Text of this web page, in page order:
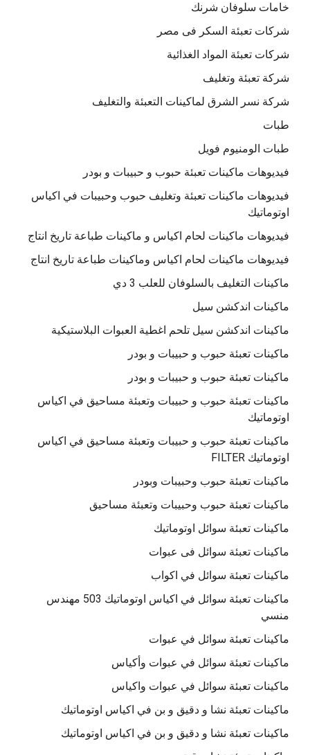
خامات سلوفان شرنك
شركات تعبئة السكر فى مصر
شركات تعبئة المواد الغذائية
شركة تعبئة وتغليف
شركة نسر الشرق لماكينات التعبئة والتغليف
طبات
طبات الومنيوم فويل
فيديوهات ماكينات تعبئة حبوب و حبيبات و بودر
فيديوهات ماكينات تعبئة وتغليف حبوب وحبيبات في اكياس
اوتوماتيك
فيديوهات ماكينات لحام اكياس و ماكينات طباعة تاريخ انتاج
فيديوهات ماكينات لحام اكياس وماكينات طباعة تاريخ انتاج
ماكينات التغليف بالسلوفان للعلب 3 دي
ماكينات اندكشن سيل
ماكينات اندكشن سيل تلحم اغطية العبوات البلاستيكية
ماكينات تعبئة حبوب و حبيبات و بودر
ماكينات تعبئة حبوب و حبيبات و بودر
ماكينات تعبئة حبوب و حبيبات وتعبئة مساحيق في اكياس
اوتوماتيك
ماكينات تعبئة حبوب و حبيبات وتعبئة مساحيق في اكياس
اوتوماتيك FILTER
ماكينات تعبئة حبوب وحبيبات وبودر
ماكينات تعبئة حبوب وحبيبات وتعبئة مساحيق
ماكينات تعبئة سوائل اوتوماتيك
ماكينات تعبئة سوائل فى عبوات
ماكينات تعبئة سوائل في اكواب
ماكينات تعبئة سوائل في اكياس اوتوماتيك 503 مهندس
منسي
ماكينات تعبئة سوائل في عبوات
ماكينات تعبئة سوائل في عبوات وأكياس
ماكينات تعبئة سوائل في عبوات واكياس
ماكينات تعبئة نشا و دقيق و بن في اكياس اوتوماتيك
ماكينات تعبئة نشا و دقيق و بن في اكياس اوتوماتيك